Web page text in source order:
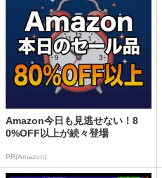
Amazon今日も見逃せない！8
0%OFF以上が続々登場
PR(Amazon)